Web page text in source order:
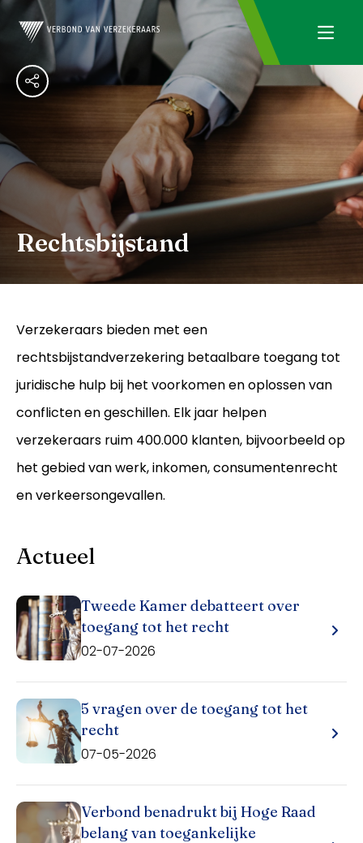
Rechtsbijstand
Verzekeraars bieden met een
rechtsbijstandverzekering betaalbare toegang tot
juridische hulp bij het voorkomen en oplossen van
conflicten en geschillen. Elk jaar helpen
verzekeraars ruim 400.000 klanten, bijvoorbeeld op
het gebied van werk, inkomen, consumentenrecht
en verkeersongevallen.
Actueel
Tweede Kamer debatteert over
toegang tot het recht
02-07-2026
5 vragen over de toegang tot het
recht
07-05-2026
Verbond benadrukt bij Hoge Raad
belang van toegankelijke